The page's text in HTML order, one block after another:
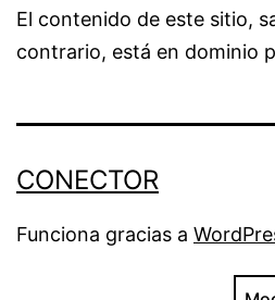
El contenido de este sitio,
contrario, está en dominio
CONECTOR
Funciona gracias a